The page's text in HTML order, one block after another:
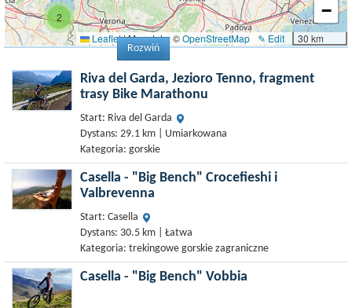
2
−
30 km
✎ Edit
Leaflet|Map data: ©OpenStreetMap
Rozwiń
Riva del Garda, Jezioro Tenno, fragment
trasy Bike Marathonu
Start: Riva del Garda
Dystans: 29.1 km | Umiarkowana
Kategoria: gorskie
Casella - "Big Bench" Crocefieshi i
Valbrevenna
Start: Casella
Dystans: 30.5 km | Łatwa
Kategoria: trekingowe gorskie zagraniczne
Casella - "Big Bench" Vobbia